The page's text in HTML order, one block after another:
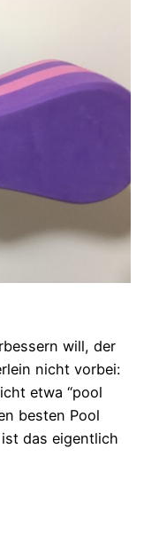
will, der
nicht vorbei:
etwa “pool
besten Pool
das eigentlich